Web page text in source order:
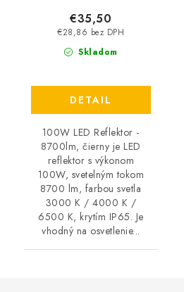
Skladom
€28,86 bez DPH
€35,50
DETAIL
100W LED Reflektor -
8700lm, čierny je LED
reflektor s výkonom
100W, svetelným tokom
8700 lm, farbou svetla
3000 K / 4000 K /
6500 K, krytím IP65. Je
vhodný na osvetlenie...